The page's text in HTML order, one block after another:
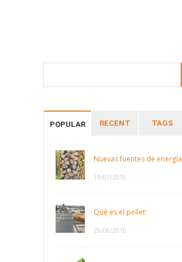
POPULAR RECENT TAGS
Nuevas fuentes de energía
19/07/2016
Qué es el pellet
25/06/2016